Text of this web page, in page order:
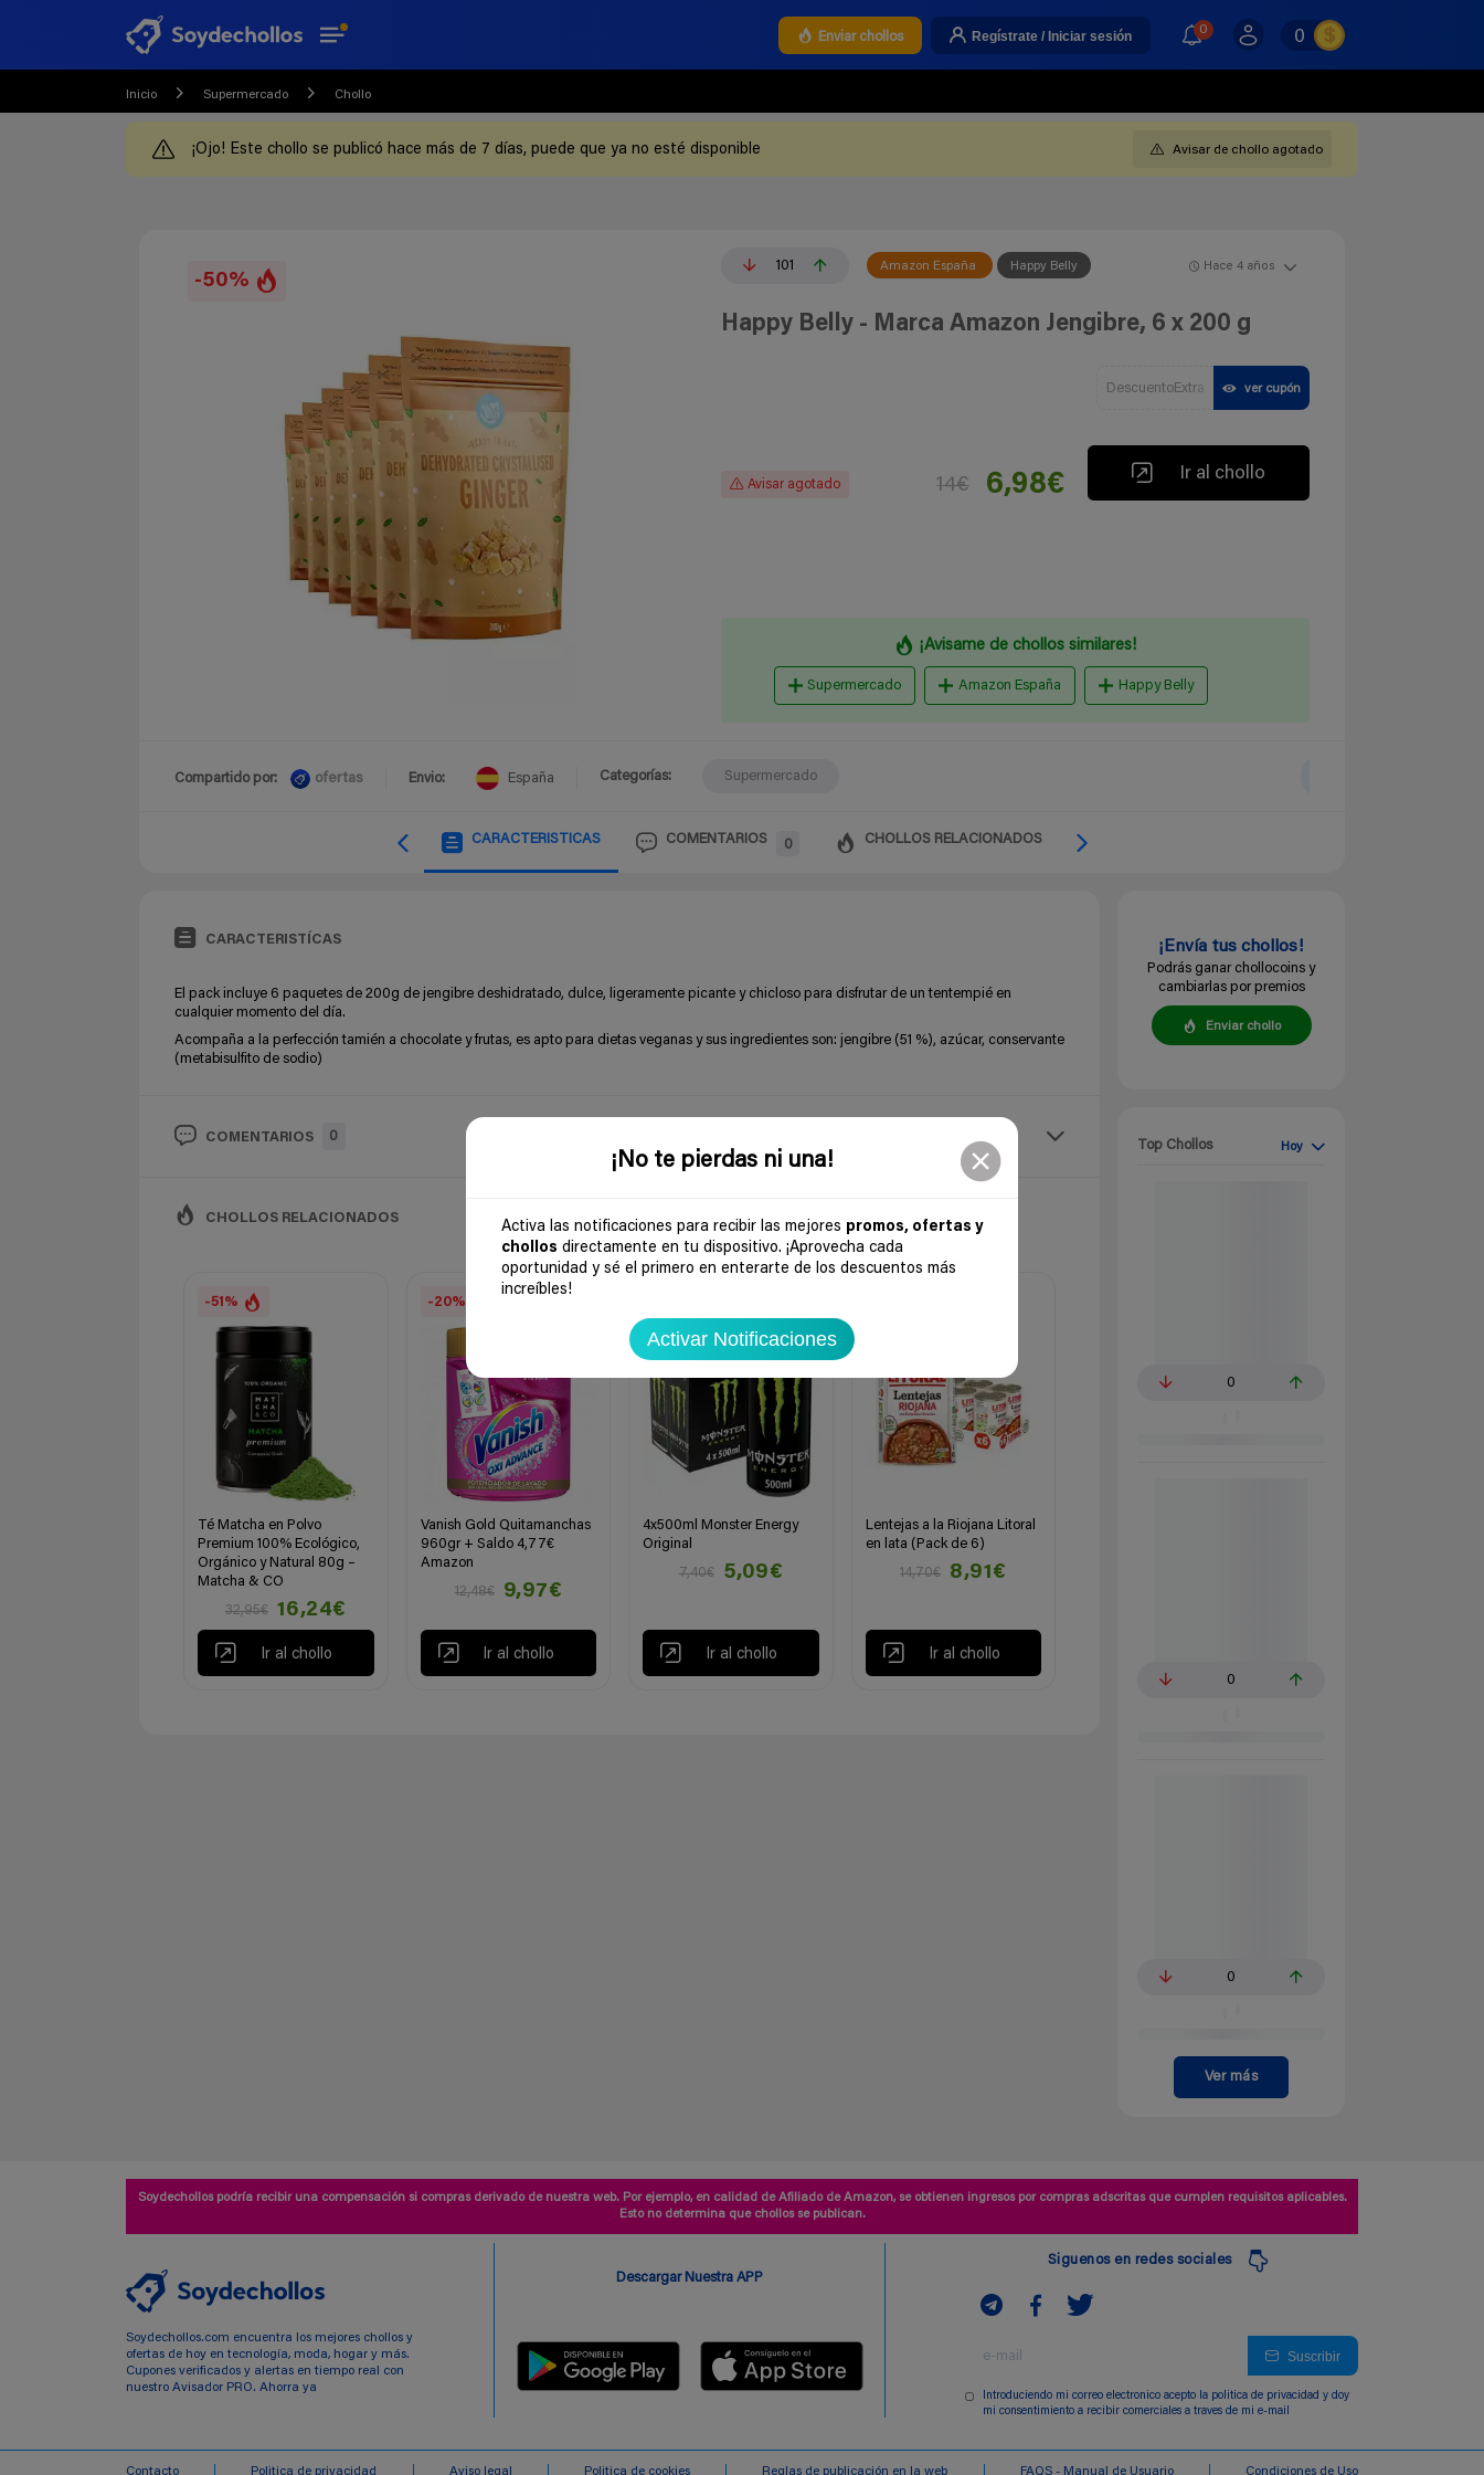
¡No te pierdas ni una!
Activa las notificaciones para recibir las mejores promos, ofertas y
chollos directamente en tu dispositivo. ¡Aprovecha cada
oportunidad y sé el primero en enterarte de los descuentos más
increíbles!
Activar Notificaciones
Enviar chollos Regístrate / Iniciar sesión 0 0
Inicio Supermercado Chollo
¡Ojo! Este chollo se publicó hace más de 7 días, puede que ya no esté disponible Avisar de chollo agotado
-50%
101 Amazon España Happy Belly Hace 4 años
Happy Belly - Marca Amazon Jengibre, 6 x 200 g
DescuentoExtra ver cupón
Avisar agotado 14€ 6,98€ Ir al chollo
¡Avisame de chollos similares!
Supermercado Amazon España Happy Belly
Compartido por: ofertas Envio: España Categorías: Supermercado
CARACTERISTICAS COMENTARIOS 0 CHOLLOS RELACIONADOS
CARACTERISTÍCAS
El pack incluye 6 paquetes de 200g de jengibre deshidratado, dulce, ligeramente picante y chicloso para disfrutar de un tentempié en
cualquier momento del día.
Acompaña a la perfección tamién a chocolate y frutas, es apto para dietas veganas y sus ingredientes son: jengibre (51 %), azúcar, conservante
(metabisulfito de sodio)
COMENTARIOS 0
CHOLLOS RELACIONADOS
-51%
Té Matcha en Polvo
Premium 100% Ecológico,
Orgánico y Natural 80g –
Matcha & CO
32,95€
16,24€
Ir al chollo
-20%
Vanish Gold Quitamanchas
960gr + Saldo 4,77€
Amazon
12,48€
9,97€
Ir al chollo
4x500ml Monster Energy
Original
7,40€
5,09€
Ir al chollo
Lentejas a la Riojana Litoral
en lata (Pack de 6)
14,70€
8,91€
Ir al chollo
¡Envía tus chollos!
Podrás ganar chollocoins y
cambiarlas por premios
Enviar chollo
Top Chollos Hoy
0
0
0
Ver más
Soydechollos podría recibir una compensación si compras derivado de nuestra web. Por ejemplo, en calidad de Afiliado de Amazon, se obtienen ingresos por compras adscritas que cumplen requisitos aplicables.
Esto no determina que chollos se publican.
Soydechollos.com encuentra los mejores chollos y
ofertas de hoy en tecnología, moda, hogar y más.
Cupones verificados y alertas en tiempo real con
nuestro Avisador PRO. Ahorra ya
Descargar Nuestra APP
Siguenos en redes sociales
Suscribir
Introduciendo mi correo electronico acepto la politica de privacidad y doy
mi consentimiento a recibir comerciales a traves de mi e-mail
Contacto Politica de privacidad Aviso legal Politica de cookies Reglas de publicación en la web FAQS - Manual de Usuario Condiciones de Uso